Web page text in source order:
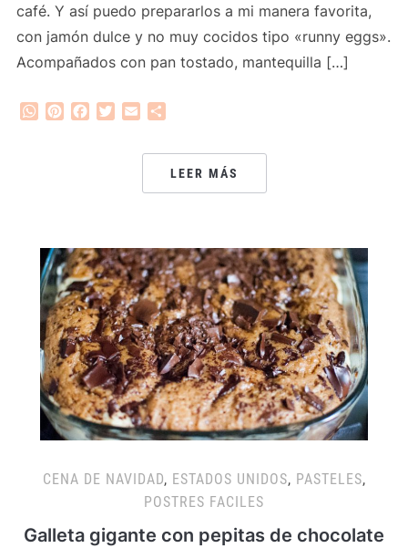
café. Y así puedo prepararlos a mi manera favorita,
con jamón dulce y no muy cocidos tipo «runny eggs».
Acompañados con pan tostado, mantequilla […]
WhatsApp
PinterestFacebook
Twitter
Email
LEER MÁS
CENA DE NAVIDAD, ESTADOS UNIDOS, PASTELES,
POSTRES FACILES
Galleta gigante con pepitas de chocolate